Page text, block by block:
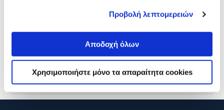
Προβολή λεπτομερειών
Αποδοχή όλων
Χρησιμοποιήστε μόνο τα απαραίτητα cookies
Προσθήκη
@Work Σταντ Εντύπων με
Κλίση A4
Προσθήκη